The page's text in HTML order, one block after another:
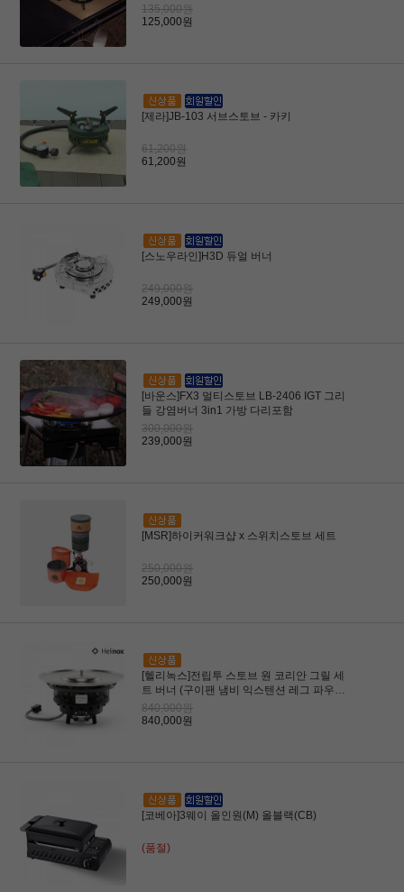
135,000원
125,000원
[제라]JB-103 서브스토브 - 카키
61,200원
61,200원
[스노우라인]H3D 듀얼 버너
249,000원
249,000원
[바운스]FX3 멀티스토브 LB-2406 IGT 그리
들 강염버너 3in1 가방 다리포함
300,000원
239,000원
[MSR]하이커워크샵 x 스위치스토브 세트
250,000원
250,000원
[헬리녹스]전립투 스토브 원 코리안 그릴 세
트 버너 (구이팬 냄비 익스텐션 레그 파우치
포함)
840,000원
840,000원
[코베아]3웨이 올인원(M) 올블랙(CB)
(품절)